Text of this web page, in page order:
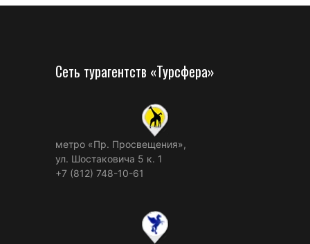
Сеть турагентств «Турсфера»
метро «Пр. Просвещения»,
ул. Шостаковича 5 к. 1
+7 (812) 748-10-61